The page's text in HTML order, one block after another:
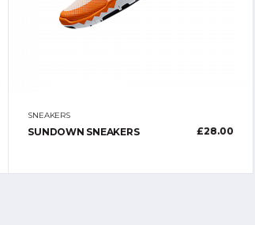
SNEAKERS
SUNDOWN SNEAKERS £28.00